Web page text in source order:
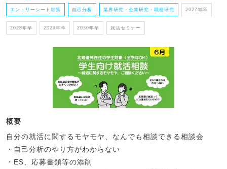
エントリーシート対策 自己分析 業界研究・企業研究・職種研究 2027年卒
2028年卒 2029年卒 2030年卒 就活セミナー
概要
自分の就活に関するモヤモヤ、なんでも相談できる相談会
・自己分析のやり方がわからない
・ES、応募書類等の添削